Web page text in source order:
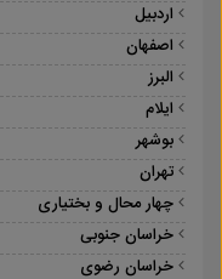
اردبیل
اصفهان
البرز
ایلام
بوشهر
تهران
چهار محال و بختیاری
خراسان جنوبی
خراسان رضوی